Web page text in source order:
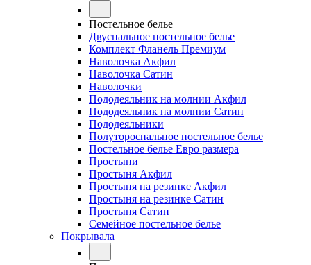
Постельное белье
Двуспальное постельное белье
Комплект Фланель Премиум
Наволочка Акфил
Наволочка Сатин
Наволочки
Пододеяльник на молнии Акфил
Пододеяльник на молнии Сатин
Пододеяльники
Полутороспальное постельное белье
Постельное белье Евро размера
Простыни
Простыня Акфил
Простыня на резинке Акфил
Простыня на резинке Сатин
Простыня Сатин
Семейное постельное белье
Покрывала